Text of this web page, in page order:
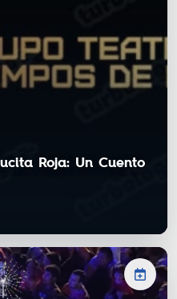
Roja: Un Cuento